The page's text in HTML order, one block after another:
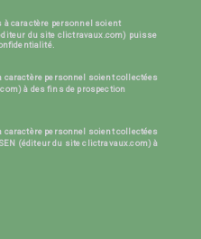
à caractère personnel soient
du site clictravaux.com) puisse
caractère personnel soient collectées
à des fins de prospection
caractère personnel soient collectées
(éditeur du site clictravaux.com) à